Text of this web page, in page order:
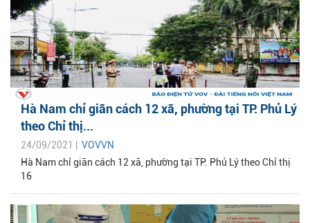
Hà Nam chỉ giãn cách 12 xã, phường tại TP. Phủ Lý
theo Chỉ thị...
24/09/2021 | VOVVN
Hà Nam chỉ giãn cách 12 xã, phường tại TP. Phủ Lý theo Chỉ thị
16